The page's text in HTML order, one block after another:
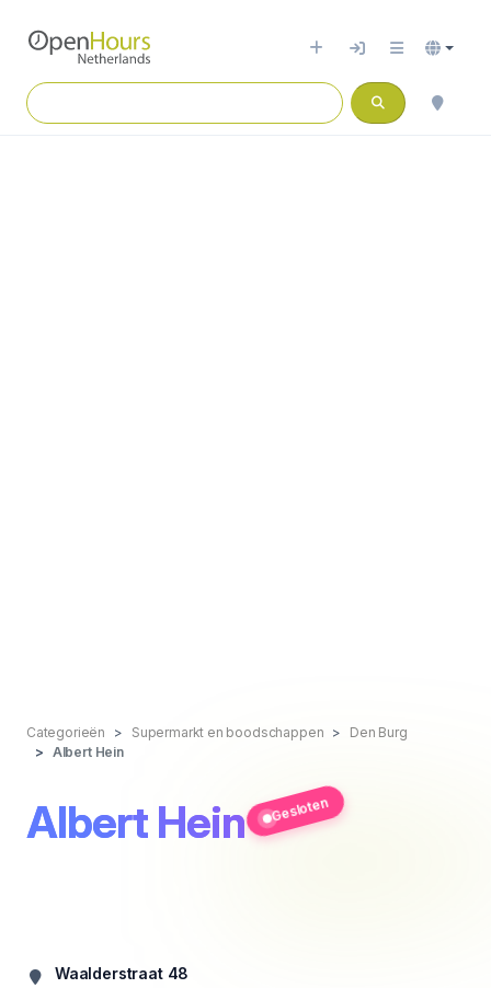
Categorieën Supermarkt en boodschappen
Den Burg
Albert Hein
Albert Hein Gesloten
Waalderstraat 48